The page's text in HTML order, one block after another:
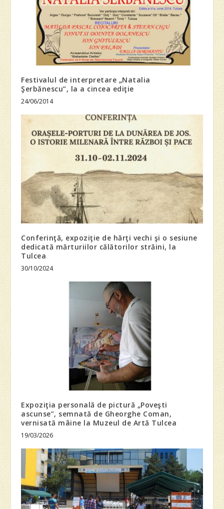
Festivalul de interpretare „Natalia
Şerbănescu”, la a cincea ediţie
24/06/2014
Conferinţă, expoziţie de hărţi vechi şi o sesiune
dedicată mărturiilor călătorilor străini, la
Tulcea
30/10/2024
Expoziţia personală de pictură „Poveşti
ascunse”, semnată de Gheorghe Coman,
vernisată mâine la Muzeul de Artă Tulcea
19/03/2026